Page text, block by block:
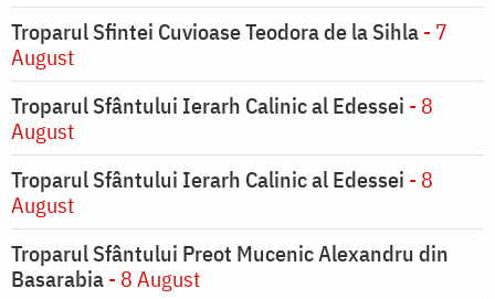
Troparul Sfintei Cuvioase Teodora de la Sihla- 7
August
Troparul Sfântului Ierarh Calinic al Edessei - 8
August
Troparul Sfântului Ierarh Calinic al Edessei - 8
August
Troparul Sfântului Preot Mucenic Alexandru din
Basarabia- 8 August